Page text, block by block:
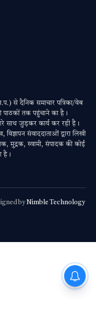
से दैनिक समाचार पत्रिका/वेब
पाठकों तक पहुंचाने का है।
साथ जुड़कर कार्य कर रही है।
संवाददाताओं द्वारा लिखी
मुद्रक, स्वामी, संपादक की कोई
है।
byNimble Technology